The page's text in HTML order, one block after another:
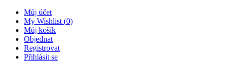
Můj účet
My Wishlist (0)
Můj košík
Objednat
Registrovat
Přihlásit se